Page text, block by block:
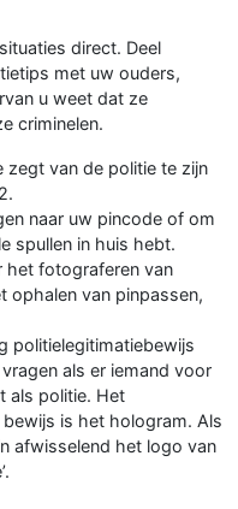
direct. Deel
met uw ouders,
u weet dat ze
criminelen.
zegt van de politie te zijn
naar uw pincode of om
spullen in huis hebt.
het fotograferen van
ophalen van pinpassen,
politielegitimatiebewijs
als er iemand voor
als politie. Het
is het hologram. Als
afwisselend het logo van